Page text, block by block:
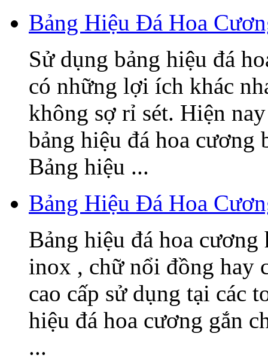
Bảng Hiệu Đá Hoa
Sử dụng bảng hiệu đá
có những lợi ích khác
không sợ rỉ sét. Hiện
bảng hiệu đá hoa
Bảng hiệu ...
Bảng Hiệu Đá Hoa
Bảng hiệu đá hoa
inox , chữ nổi đồng hay
cao cấp sử dụng tại các
hiệu đá hoa cương gắn
...